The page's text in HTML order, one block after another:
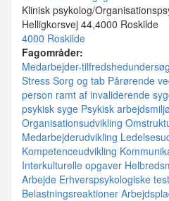
Klinisk psykolog/
Helligkorsvej 44,4000 Roskilde
4000 Roskilde
Fagområder:
Medarbejder-
Stress Sorg og tab Pårørende
person ramt af invaliderende
psykisk syge Psykisk arbejdsmiljø
Organisationsudvikling
Medarbejderudvikling
Kompetenceudvikling
Interkulturelle opgaver
Arbejde Erhverspsykologiske test
Belastningsreaktioner